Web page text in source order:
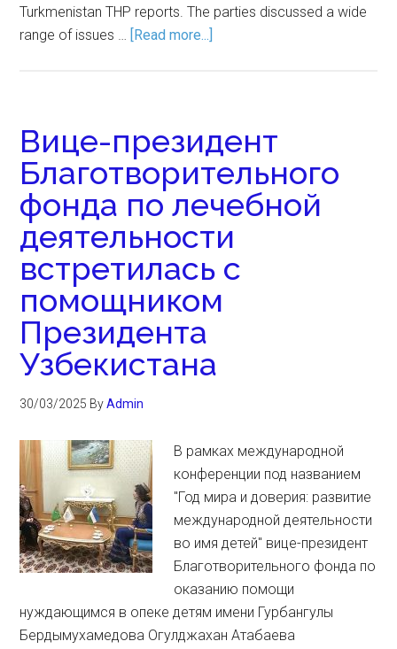
Turkmenistan THP reports. The parties discussed a wide
range of issues … [Read more...]
Вице-президент
Благотворительного
фонда по лечебной
деятельности
встретилась с
помощником
Президента
Узбекистана
30/03/2025 ByAdmin
В рамках международной
конференции под названием
"Год мира и доверия: развитие
международной деятельности
во имя детей" вице-президент
Благотворительного фонда по
оказанию помощи
нуждающимся в опеке детям имени Гурбангулы
Бердымухамедова Огулджахан Атабаева